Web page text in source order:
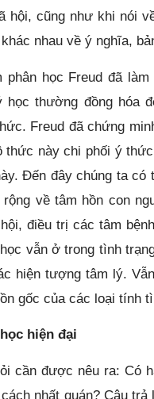
hội, cũng như khi nói
nhau về ý nghĩa,
phân học Freud đã
học thường đồng
Freud đã chứng
thức này chi phối ý
Đến đây chúng ta
về tâm hồn con
điều trị các tâm
vẫn ở trong tình
hiện tượng tâm lý.
gốc của các loại tính
hiện đại
cần được nêu ra: Có
nhất quán? Câu